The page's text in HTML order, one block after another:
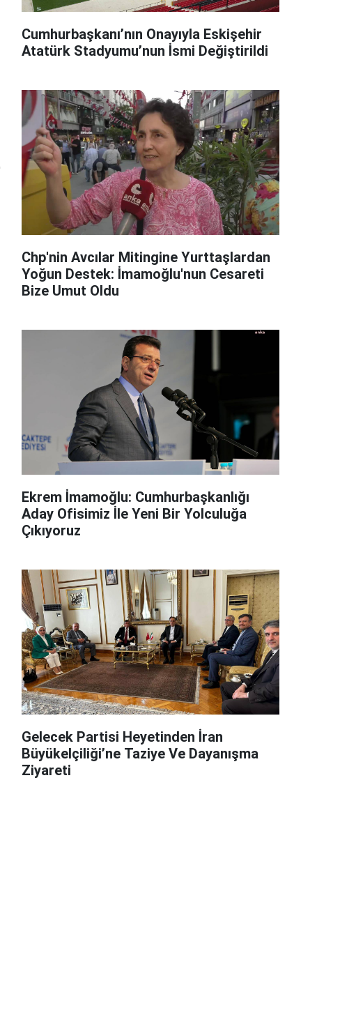
Cumhurbaşkanı’nın Onayıyla Eskişehir
Atatürk Stadyumu’nun İsmi Değiştirildi
Chp'nin Avcılar Mitingine Yurttaşlardan
Yoğun Destek: İmamoğlu'nun Cesareti
Bize Umut Oldu
Ekrem İmamoğlu: Cumhurbaşkanlığı
Aday Ofisimiz İle Yeni Bir Yolculuğa
Çıkıyoruz
Gelecek Partisi Heyetinden İran
Büyükelçiliği’ne Taziye Ve Dayanışma
Ziyareti